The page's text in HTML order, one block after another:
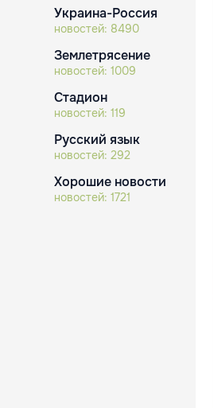
Украина-Россия
новостей: 8490
Землетрясение
новостей: 1009
Стадион
новостей: 119
Русский язык
новостей: 292
Хорошие новости
новостей: 1721